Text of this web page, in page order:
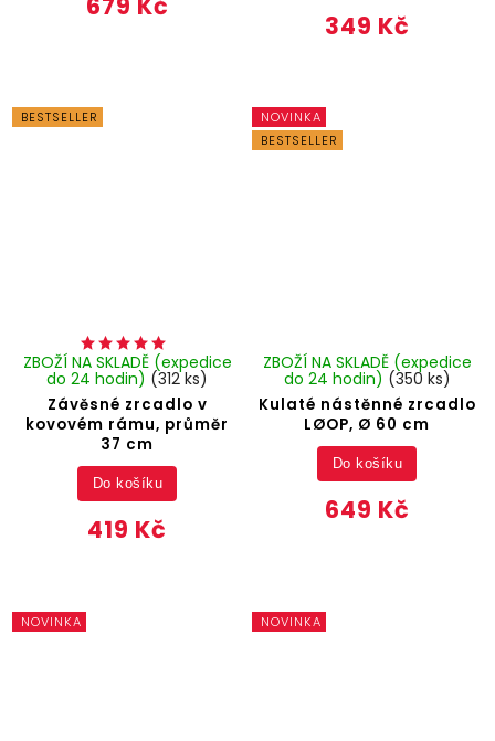
349 Kč
BESTSELLER
Závěsné zrcadlo v
kovovém rámu, průměr
37 cm
ZBOŽÍ NA SKLADĚ (expedice
do 24 hodin) (312 ks)
419 Kč
Do košíku
NOVINKA
BESTSELLER
Kulaté nástěnné zrcadlo
LØOP, Ø 60 cm
ZBOŽÍ NA SKLADĚ (expedice
do 24 hodin) (350 ks)
649 Kč
Do košíku
NOVINKA NOVINKA